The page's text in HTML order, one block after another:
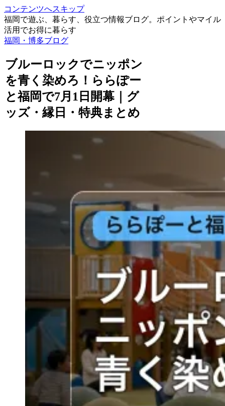
コンテンツへスキップ
福岡で遊ぶ、暮らす、役立つ情報ブログ。ポイントやマイル
活用でお得に暮らす
福岡・博多ブログ
ブルーロックでニッポン
を青く染めろ！ららぽー
と福岡で7月1日開幕｜グ
ッズ・縁日・特典まとめ